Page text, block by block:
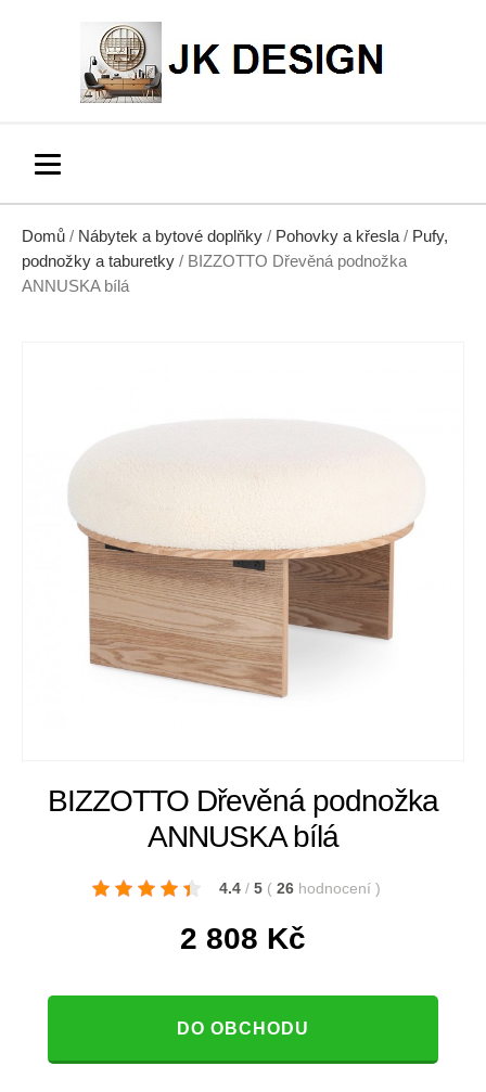
Domů / Nábytek a bytové doplňky / Pohovky a křesla / Pufy,
podnožky a taburetky / BIZZOTTO Dřevěná podnožka
ANNUSKA bílá
BIZZOTTO Dřevěná podnožka
ANNUSKA bílá
4.4 / 5 ( 26 hodnocení )
2 808 Kč
DO OBCHODU